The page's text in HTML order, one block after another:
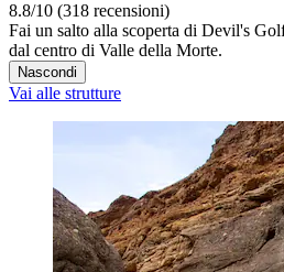
8.8/10 (318 recensioni)
Fai un salto alla scoperta di Devil's
dal centro di Valle della Morte.
Nascondi
Vai alle strutture